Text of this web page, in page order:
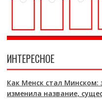
ИНТЕРЕСНОЕ
Как Менск стал Минском:
изменила название,